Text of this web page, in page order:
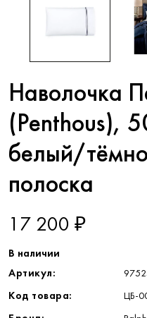
Наволочка
(Penthous),
белый/
полоска
17 200 ₽
В наличии
Артикул:
Код товара: ЦБ-